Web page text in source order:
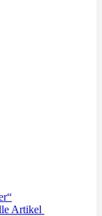
Artikel